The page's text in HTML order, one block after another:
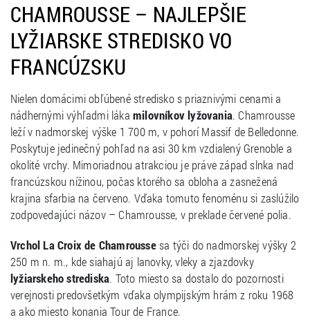
CHAMROUSSE – NAJLEPŠIE
LYŽIARSKE STREDISKO VO
FRANCÚZSKU
Nielen domácimi obľúbené stredisko s priaznivými cenami a
nádhernými výhľadmi láka milovníkov lyžovania. Chamrousse
leží v nadmorskej výške 1 700 m, v pohorí Massif de Belledonne.
Poskytuje jedinečný pohľad na asi 30 km vzdialený Grenoble a
okolité vrchy. Mimoriadnou atrakciou je práve západ slnka nad
francúzskou nížinou, počas ktorého sa obloha a zasnežená
krajina sfarbia na červeno. Vďaka tomuto fenoménu si zaslúžilo
zodpovedajúci názov – Chamrousse, v preklade červené polia.
Vrchol La Croix de Chamroussesa týči do nadmorskej výšky 2
250 m n. m., kde siahajú aj lanovky, vleky a zjazdovky
lyžiarskeho strediska. Toto miesto sa dostalo do pozornosti
verejnosti predovšetkým vďaka olympijským hrám z roku 1968
a ako miesto konania Tour de France.